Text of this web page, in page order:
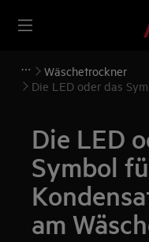
Wäschetrockner
Die LED oder das
Die LED
Symbol
am